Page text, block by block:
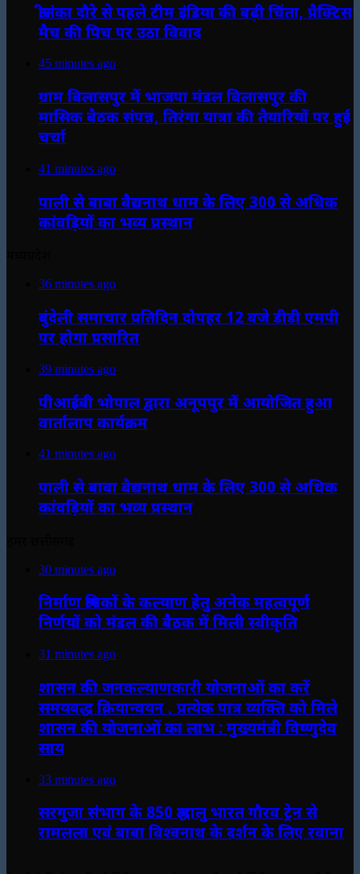
श्रीलंका दौरे से पहले टीम इंडिया की बढ़ी चिंता, प्रैक्टिस
मैच की पिच पर उठा विवाद
45 minutes ago
ग्राम बिलासपुर में भाजपा मंडल बिलासपुर की
मासिक बैठक संपन्न, तिरंगा यात्रा की तैयारियों पर हुई
चर्चा
41 minutes ago
पाली से बाबा बैद्यनाथ धाम के लिए 300 से अधिक
कांवड़ियों का भव्य प्रस्थान
36 minutes ago
बुंदेली समाचार प्रतिदिन दोपहर 12 बजे डीडी एमपी
पर होगा प्रसारित
39 minutes ago
पीआईबी भोपाल द्वारा अनूपपुर में आयोजित हुआ
वार्तालाप कार्यक्रम
41 minutes ago
पाली से बाबा बैद्यनाथ धाम के लिए 300 से अधिक
कांवड़ियों का भव्य प्रस्थान
30 minutes ago
निर्माण श्रमिकों के कल्याण हेतु अनेक महत्वपूर्ण
निर्णयों को मंडल की बैठक में मिली स्वीकृति
31 minutes ago
शासन की जनकल्याणकारी योजनाओं का करें
समयबद्ध क्रियान्वयन , प्रत्येक पात्र व्यक्ति को मिले
शासन की योजनाओं का लाभ : मुख्यमंत्री विष्णुदेव
साय
33 minutes ago
सरगुजा संभाग के 850 श्रद्धालु भारत गौरव ट्रेन से
रामलला एवं बाबा विश्वनाथ के दर्शन के लिए रवाना